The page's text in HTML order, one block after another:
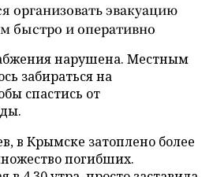
организовать эвакуацию
быстро и оперативно
нарушена. Местным
забираться на
спастись от
в Крымске затоплено более
погибших.